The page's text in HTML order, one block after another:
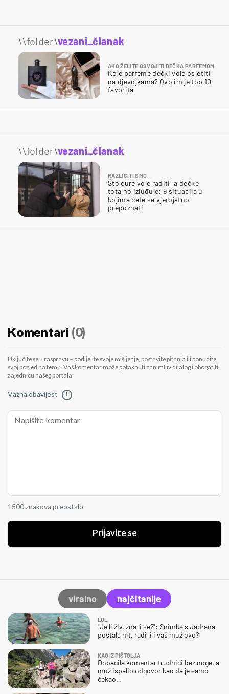
\\folder\vezani_članak
AKO ŽELITE OSVOJITI DEČKA PARFEMOM
Koje parfeme dečki vole osjetiti
na djevojkama? Ovo im je top 10
favorita
\\folder\vezani_članak
RAZLIČITI SMO...
Što cure vole raditi, a dečke
totalno izluđuje: 9 situacija u
kojima ćete se vjerojatno
prepoznati
Komentari (0)
Uključite se u raspravu – podijelite svoje mišljenje, postavite pitanja ili ponudite
svoj pogled na temu. Vaš komentar može potaknuti zanimljiv dijalog i obogatiti
zajednicu našeg portala.
Važna obavijest !
1500 znakova preostalo
Prijavite se
viralno najčitanije
LOL
"Je li živ, zna li se?": Snimka s Jadrana
postala hit, radi li i vaš muž ovo?
KAO IZ PIŠTOLJA
Dobacila komentar trudnici bez noge, a
muž ispalio odgovor kao da je samo
čekao…